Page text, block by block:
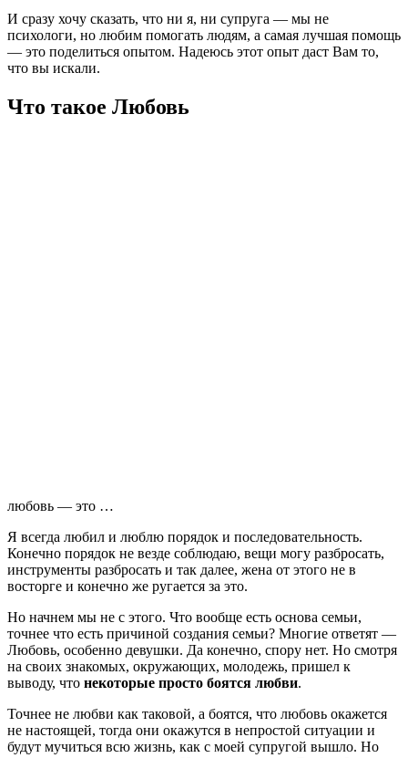
И сразу хочу сказать, что ни я, ни супруга — мы не
психологи, но любим помогать людям, а самая лучшая помощь
— это поделиться опытом. Надеюсь этот опыт даст Вам то,
что вы искали.
Что такое Любовь
любовь — это …
Я всегда любил и люблю порядок и последовательность.
Конечно порядок не везде соблюдаю, вещи могу разбросать,
инструменты разбросать и так далее, жена от этого не в
восторге и конечно же ругается за это.
Но начнем мы не с этого. Что вообще есть основа семьи,
точнее что есть причиной создания семьи? Многие ответят —
Любовь, особенно девушки. Да конечно, спору нет. Но смотря
на своих знакомых, окружающих, молодежь, пришел к
выводу, что некоторые просто боятся любви.
Точнее не любви как таковой, а боятся, что любовь окажется
не настоящей, тогда они окажутся в непростой ситуации и
будут мучиться всю жизнь, как с моей супругой вышло. Но